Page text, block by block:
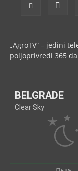
„AgroTV“ – jedini
poljoprivredi 365
BELGRADE
Clear Sky